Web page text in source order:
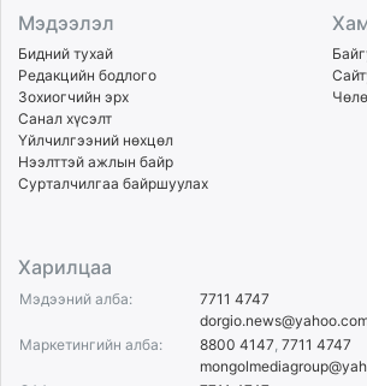
Мэдээлэл
Бидний тухай
Редакцийн бодлого
Зохиогчийн эрх
Санал хүсэлт
Үйлчилгээний нөхцөл
Нээлттэй ажлын байр
Сурталчилгаа байршуулах
Харилцаа
Мэдээний алба:
7711 4747
Маркетингийн алба:
8800 4147 7711 4747